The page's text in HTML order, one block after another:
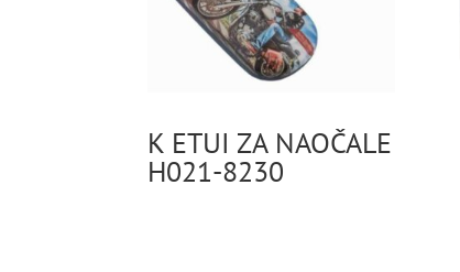
K ETUI ZA NAOČALE
H021-8230